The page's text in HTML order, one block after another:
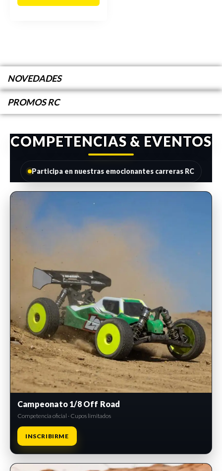
NOVEDADES
PROMOS RC
COMPETENCIAS & EVENTOS
Participa en nuestras emocionantes carreras RC
INSCRIPCIONES ABIERTAS
Campeonato 1/8 Off Road
Competencia oficial · Cupos limitados
INSCRIBIRME